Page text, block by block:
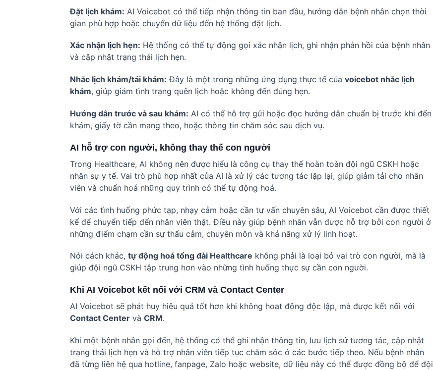
Đặt lịch khám: AI Voicebot có thể tiếp nhận thông tin ban đầu, hướng dẫn bệnh nhân chọn thời
gian phù hợp hoặc chuyển dữ liệu đến hệ thống đặt lịch.
Xác nhận lịch hẹn: Hệ thống có thể tự động gọi xác nhận lịch, ghi nhận phản hồi của bệnh nhân
và cập nhật trạng thái lịch hẹn.
Nhắc lịch khám/tái khám: Đây là một trong những ứng dụng thực tế củavoicebot nhắc lịch
khám, giúp giảm tình trạng quên lịch hoặc không đến đúng hẹn.
Hướng dẫn trước và sau khám: AI có thể hỗ trợ gửi hoặc đọc hướng dẫn chuẩn bị trước khi đến
khám, giấy tờ cần mang theo, hoặc thông tin chăm sóc sau dịch vụ.
AI hỗ trợ con người, không thay thế con người
Trong Healthcare, AI không nên được hiểu là công cụ thay thế hoàn toàn đội ngũ CSKH hoặc
nhân sự y tế. Vai trò phù hợp nhất của AI là xử lý các tương tác lặp lại, giúp giảm tải cho nhân
viên và chuẩn hoá những quy trình có thể tự động hoá.
Với các tình huống phức tạp, nhạy cảm hoặc cần tư vấn chuyên sâu, AI Voicebot cần được thiết
kế để chuyển tiếp đến nhân viên thật. Điều này giúp bệnh nhân vẫn được hỗ trợ bởi con người ở
những điểm chạm cần sự thấu cảm, chuyên môn và khả năng xử lý linh hoạt.
Nói cách khác,tự động hoá tổng đài Healthcare không phải là loại bỏ vai trò con người, mà là
giúp đội ngũ CSKH tập trung hơn vào những tình huống thực sự cần con người.
Khi AI Voicebot kết nối với CRM và Contact Center
AI Voicebot sẽ phát huy hiệu quả tốt hơn khi không hoạt động độc lập, mà được kết nối với
Contact Center vàCRM.
Khi một bệnh nhân gọi đến, hệ thống có thể ghi nhận thông tin, lưu lịch sử tương tác, cập nhật
trạng thái lịch hẹn và hỗ trợ nhân viên tiếp tục chăm sóc ở các bước tiếp theo. Nếu bệnh nhân
đã từng liên hệ qua hotline, fanpage, Zalo hoặc website, dữ liệu này có thể được đồng bộ để đội